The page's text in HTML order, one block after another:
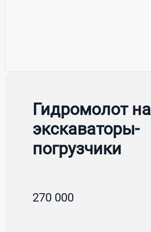
Гидромолот на
экскаваторы-
погрузчики
270 000